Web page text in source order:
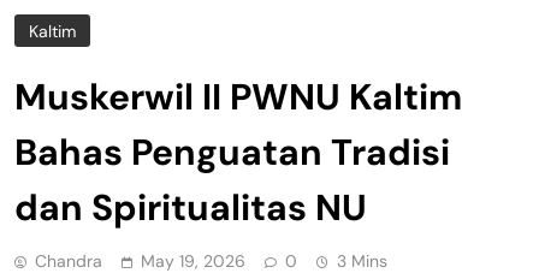
Kaltim
Muskerwil II PWNU Kaltim
Bahas Penguatan Tradisi
dan Spiritualitas NU
Chandra May 19, 2026 0 3 Mins